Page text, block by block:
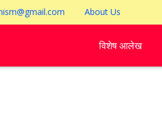
About Us
विशेष आलेख